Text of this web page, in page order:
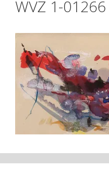
WVZ 1-01266